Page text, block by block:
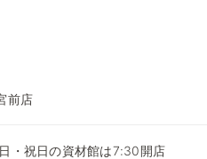
前店
祝日の資材館は7:30開店